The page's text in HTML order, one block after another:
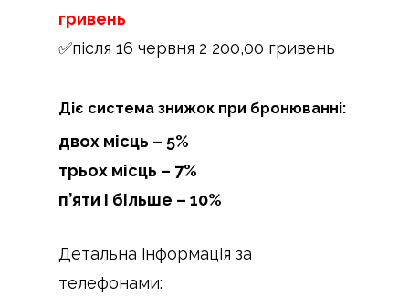
гривень
✅після 16 червня 2 200,00 гривень
Діє система знижок при бронюванні:
двох місць – 5%
трьох місць – 7%
п’яти і більше – 10%
Детальна інформація за
телефонами: